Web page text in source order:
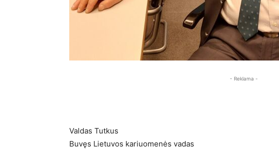
- Reklama -
Valdas Tutkus
Buvęs Lietuvos kariuomenės vadas